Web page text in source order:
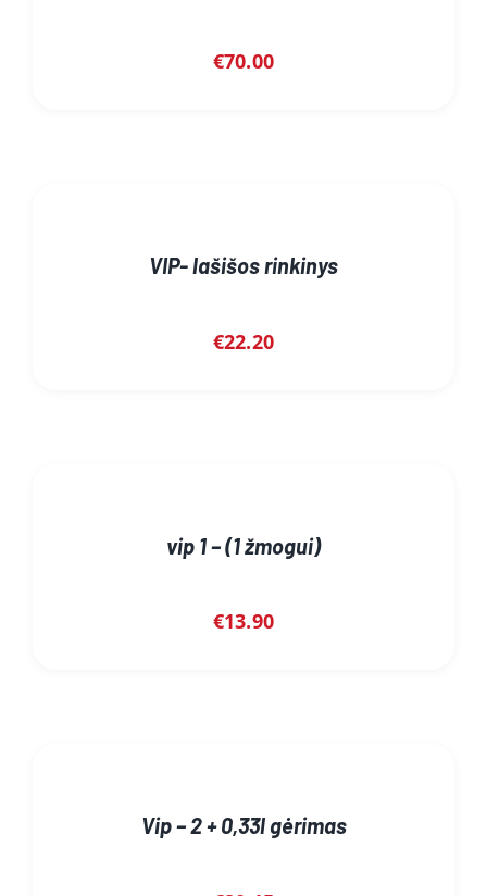
€70.00
VIP- lašišos rinkinys
€22.20
vip 1 – (1 žmogui)
€13.90
Vip – 2 + 0,33l gėrimas